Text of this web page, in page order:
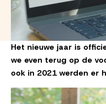
Het nieuwe jaar is
we even terug op de
ook in 2021 werden er